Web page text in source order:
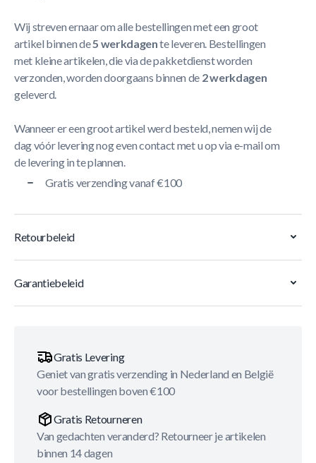
Wij streven ernaar om alle bestellingen met een groot
artikel binnen de5 werkdagente leveren. Bestellingen
met kleine artikelen, die via de pakketdienst worden
verzonden, worden doorgaans binnen de 2 werkdagen
geleverd.
Wanneer er een groot artikel werd besteld, nemen wij de
dag vóór levering nog even contact met u op via e-mail om
de levering in te plannen.
Gratis verzending vanaf €100
Retourbeleid
Garantiebeleid
Gratis Levering
Geniet van gratis verzending in Nederland en België
voor bestellingen boven €100
Gratis Retourneren
Van gedachten veranderd? Retourneer je artikelen
binnen 14 dagen